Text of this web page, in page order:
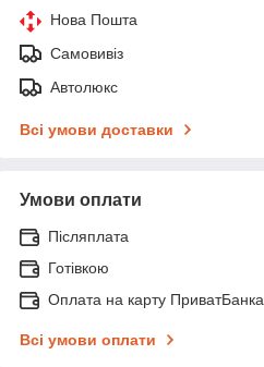
Нова Пошта
Самовивіз
Автолюкс
Всі умови доставки
Умови оплати
Післяплата
Готівкою
Оплата на карту ПриватБанка
Всі умови оплати